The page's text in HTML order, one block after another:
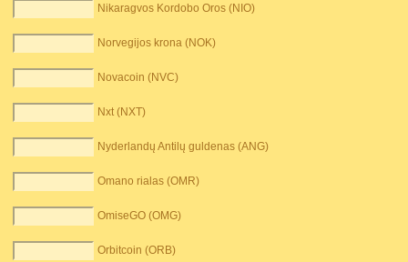
Nikaragvos Kordobo Oros (NIO)
Norvegijos krona (NOK)
Novacoin (NVC)
Nxt (NXT)
Nyderlandų Antilų guldenas (ANG)
Omano rialas (OMR)
OmiseGO (OMG)
Orbitcoin (ORB)